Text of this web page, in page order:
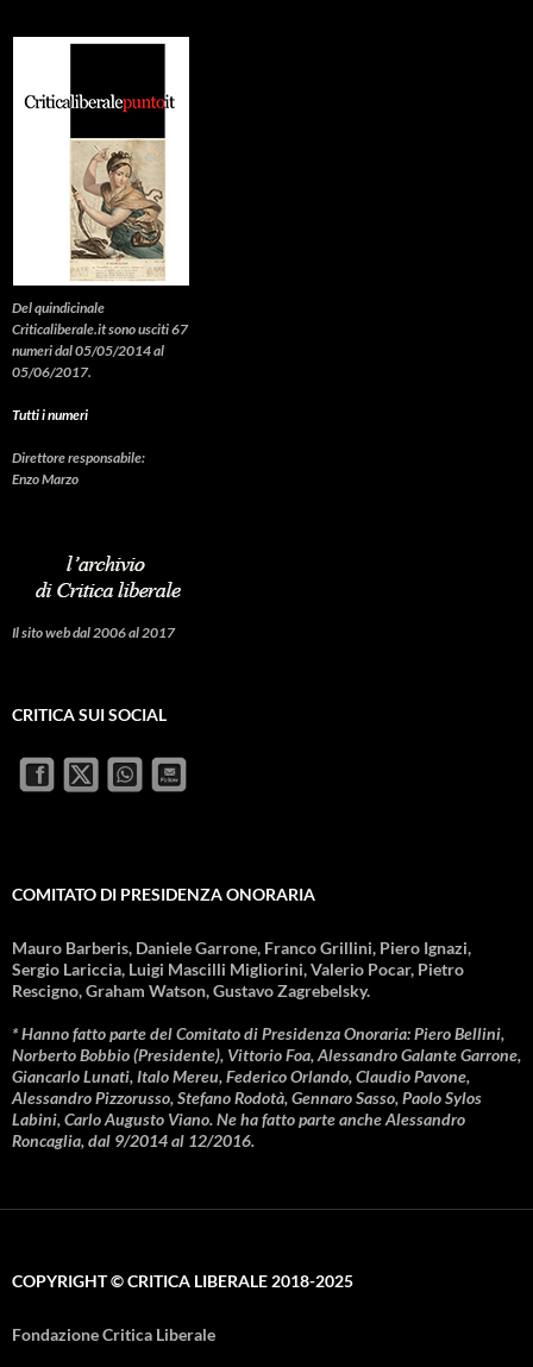
Del quindicinale
Criticaliberale.it sono usciti 67
numeri dal 05/05/2014 al
05/06/2017.
Tutti i numeri
Direttore responsabile:
Enzo Marzo
Il sito web dal 2006 al 2017
CRITICA SUI SOCIAL
COMITATO DI PRESIDENZA ONORARIA
Mauro Barberis, Daniele Garrone, Franco Grillini, Piero Ignazi,
Sergio Lariccia, Luigi Mascilli Migliorini, Valerio Pocar, Pietro
Rescigno, Graham Watson, Gustavo Zagrebelsky.
* Hanno fatto parte del Comitato di Presidenza Onoraria: Piero Bellini,
Norberto Bobbio (Presidente), Vittorio Foa, Alessandro Galante Garrone,
Giancarlo Lunati, Italo Mereu, Federico Orlando, Claudio Pavone,
Alessandro Pizzorusso, Stefano Rodotà, Gennaro Sasso, Paolo Sylos
Labini, Carlo Augusto Viano. Ne ha fatto parte anche Alessandro
Roncaglia, dal 9/2014 al 12/2016.
COPYRIGHT © CRITICA LIBERALE 2018-2025
Fondazione Critica Liberale